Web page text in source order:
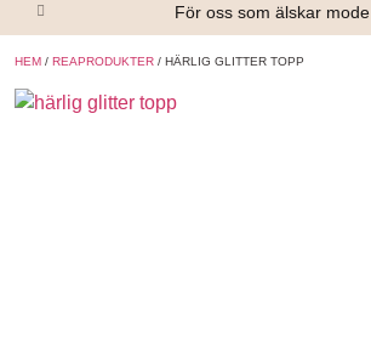
För oss som älskar mode
HEM / REAPRODUKTER / HÄRLIG GLITTER TOPP